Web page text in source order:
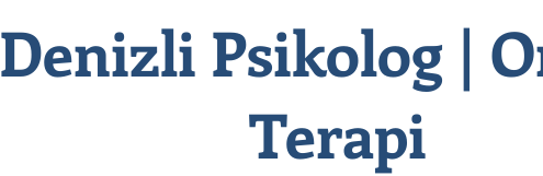
Denizli Psikolog |
Terapi